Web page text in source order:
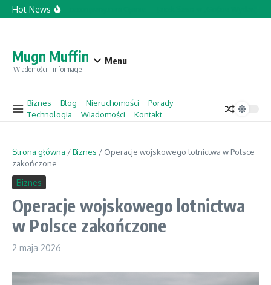
Przejdź do treści
Hot NewsTopforcecompany.com Opinie
Mugn Muffin
Wiadomości i informacje
Menu
Biznes Blog Nieruchomości
Porady
Technologia
Wiadomości Kontakt
Strona główna /Biznes / Operacje wojskowego lotnictwa w Polsce
zakończone
Biznes
Operacje wojskowego lotnictwa
w Polsce zakończone
2 maja 2026